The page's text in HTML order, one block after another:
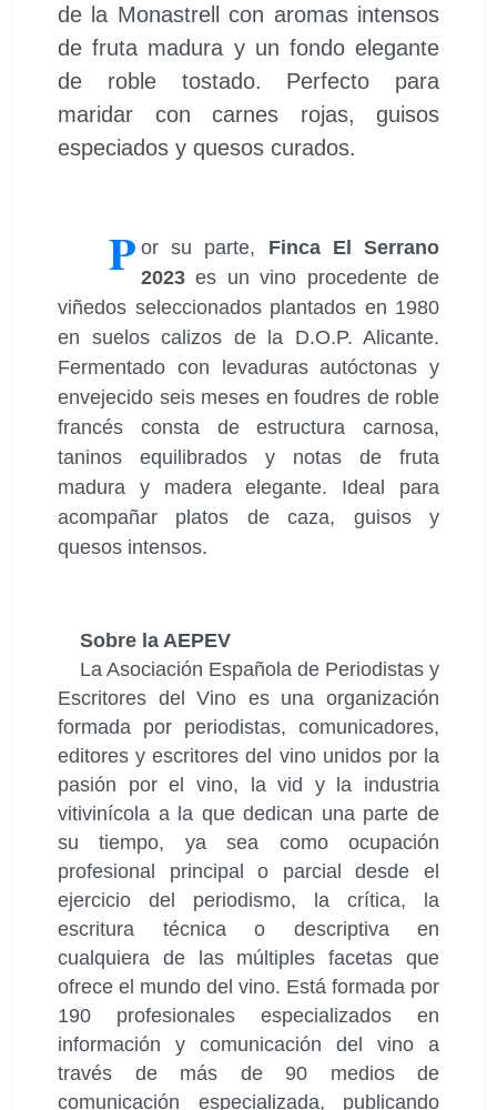
de la Monastrell con aromas intensos
de fruta madura y un fondo elegante
de roble tostado. Perfecto para
maridar con carnes rojas, guisos
especiados y quesos curados.
P or su parte, Finca El Serrano
2023 es un vino procedente de
viñedos seleccionados plantados en 1980
en suelos calizos de la D.O.P. Alicante.
Fermentado con levaduras autóctonas y
envejecido seis meses en foudres de roble
francés consta de estructura carnosa,
taninos equilibrados y notas de fruta
madura y madera elegante. Ideal para
acompañar platos de caza, guisos y
quesos intensos.
Sobre la AEPEV
La Asociación Española de Periodistas y
Escritores del Vino es una organización
formada por periodistas, comunicadores,
editores y escritores del vino unidos por la
pasión por el vino, la vid y la industria
vitivinícola a la que dedican una parte de
su tiempo, ya sea como ocupación
profesional principal o parcial desde el
ejercicio del periodismo, la crítica, la
escritura técnica o descriptiva en
cualquiera de las múltiples facetas que
ofrece el mundo del vino. Está formada por
190 profesionales especializados en
información y comunicación del vino a
través de más de 90 medios de
comunicación especializada, publicando